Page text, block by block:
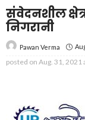
संवेदनशील
निगरानी
Pawan Verma
posted on Aug. 31, 2021